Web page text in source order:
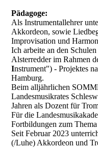
Pädagoge:
Als Instrumentallehrer
Akkordeon, sowie
Improvisation und
Ich arbeite an den
Alsterredder im Rahmen
Instrument") - Projektes
Hamburg.
Beim alljährlichen
Landesmusikrates
Jahren als Dozent für
Für die
Fortbildungen zum
Seit Februar 2023
(/Luhe) Akkordeon und